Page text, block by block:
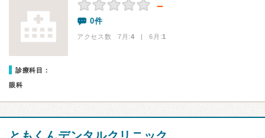
－
0件
アクセス数 7月:4 | 6月:1
診療科目：
眼科